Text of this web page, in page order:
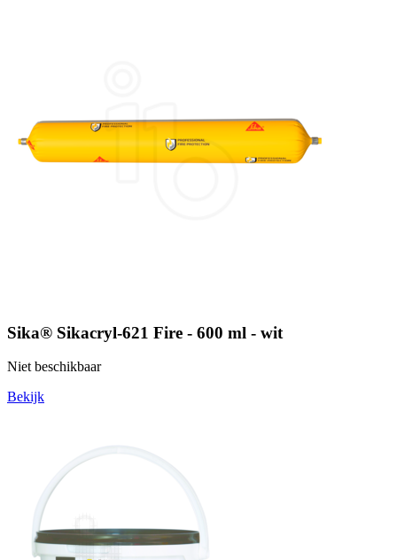
Sika® Sikacryl-621 Fire - 600 ml - wit
Niet beschikbaar
Bekijk